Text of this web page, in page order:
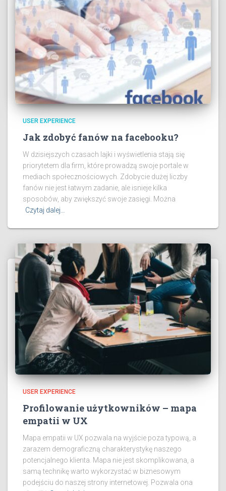
USER EXPERIENCE
Jak zdobyć fanów na facebooku?
W dzisiejszych czasach lajki i wyświetlenia stają się
priorytetem dla firm, które prowadzą swoje portale w
mediach społecznościowych. Zdobycie dużej liczby
fanów nie jest łatwym zadanie, ale isnieje kilka
sposobów, aby zwiększyć swoje zasięgi. Można
Czytaj dalej…
USER EXPERIENCE
Profilowanie użytkowników – mapa
empatii w UX
Mapa empatii w UX pozwala na wyjście poza typową, a
zarazem demograficzną charakterystykę naszego
potencjalnego klienta. Mapa nie jest skomplikowana, a
samą technikę warto wykorzystać w biznesowym
podejściu do naszej strony internetowej. Pozwala ona